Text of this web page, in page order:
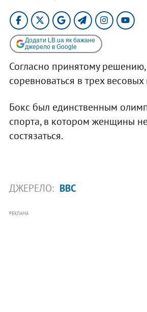
Додати LB.ua як бажане
джерело в Google
Согласно принятому
соревноваться в трех весовых
Бокс был единственным
спорта, в котором женщины
состязаться.
ДЖЕРЕЛО: BBC
РЕКЛАМА